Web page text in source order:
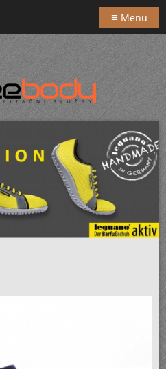
≡ Menu